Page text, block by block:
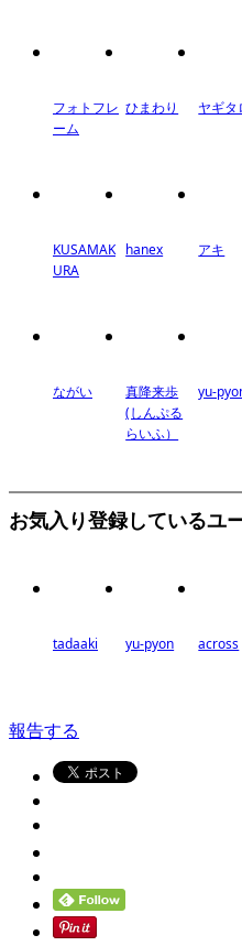
フォトフレ
ーム
ひまわり ヤギタ
KUSAMAK
URA
hanex アキ
ながい
真降来歩
(しんぷる
らいふ）
yu-
お気入り登録しているユ
tadaaki yu-pyon across
報告する